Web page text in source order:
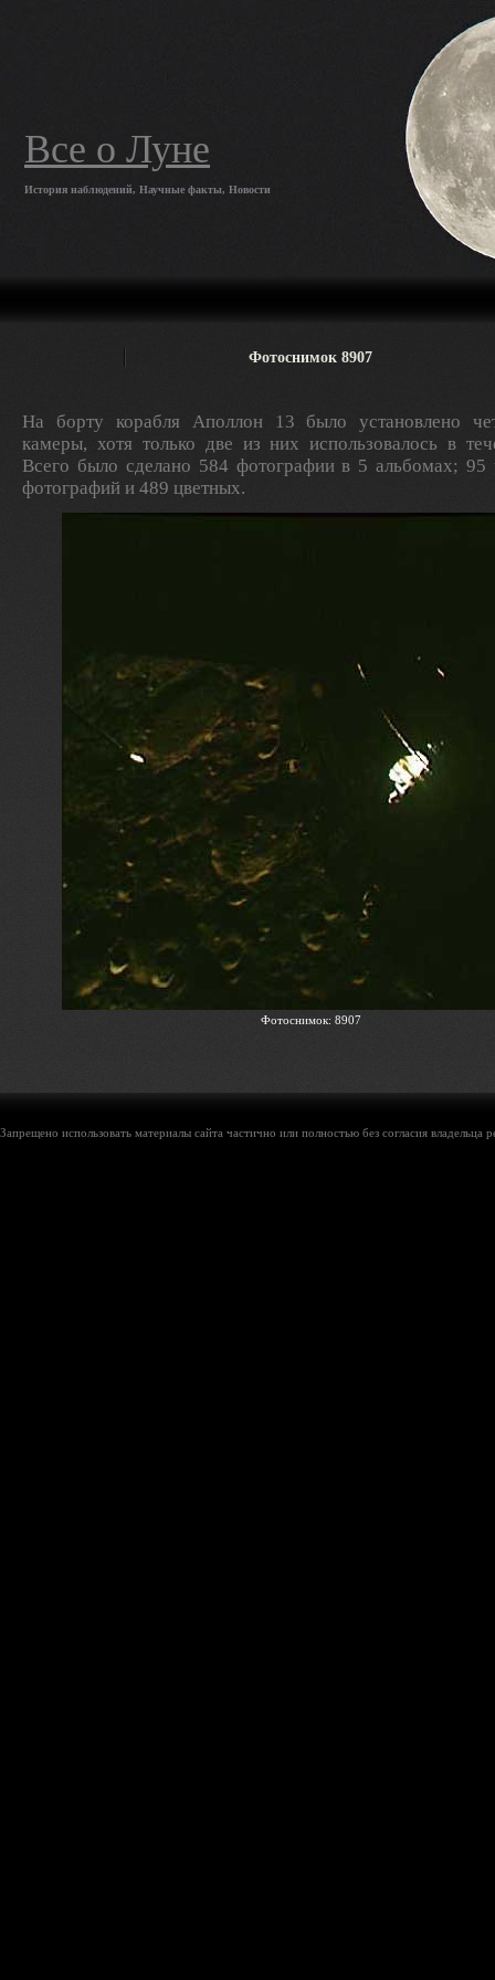
Все о Луне
История наблюдений, Научные факты, Новости
Фотоснимок 8907
На борту корабля Аполлон 13 было установлено
камеры, хотя только две из них использовалось в
Всего было сделано 584 фотографии в 5 альбомах; 95
фотографий и 489 цветных.
Фотоснимок: 8907
Запрещено использовать материалы сайта частично или полностью без согласия